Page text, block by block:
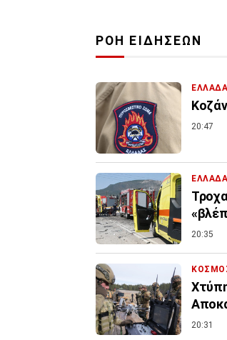
ΡΟΗ ΕΙΔΗΣΕΩΝ
ΕΛΛΑΔΑ
20:47
ΕΛΛΑΔΑ
20:35
20:31